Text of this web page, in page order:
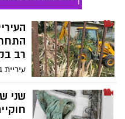
רב
עצים,
לראות
שני